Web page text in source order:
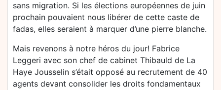
sans migration. Si les élections européennes de juin
prochain pouvaient nous libérer de cette caste de
fadas, elles seraient à marquer d’une pierre blanche.
Mais revenons à notre héros du jour! Fabrice
Leggeri avec son chef de cabinet Thibauld de La
Haye Jousselin s’était opposé au recrutement de 40
agents devant consolider les droits fondamentaux